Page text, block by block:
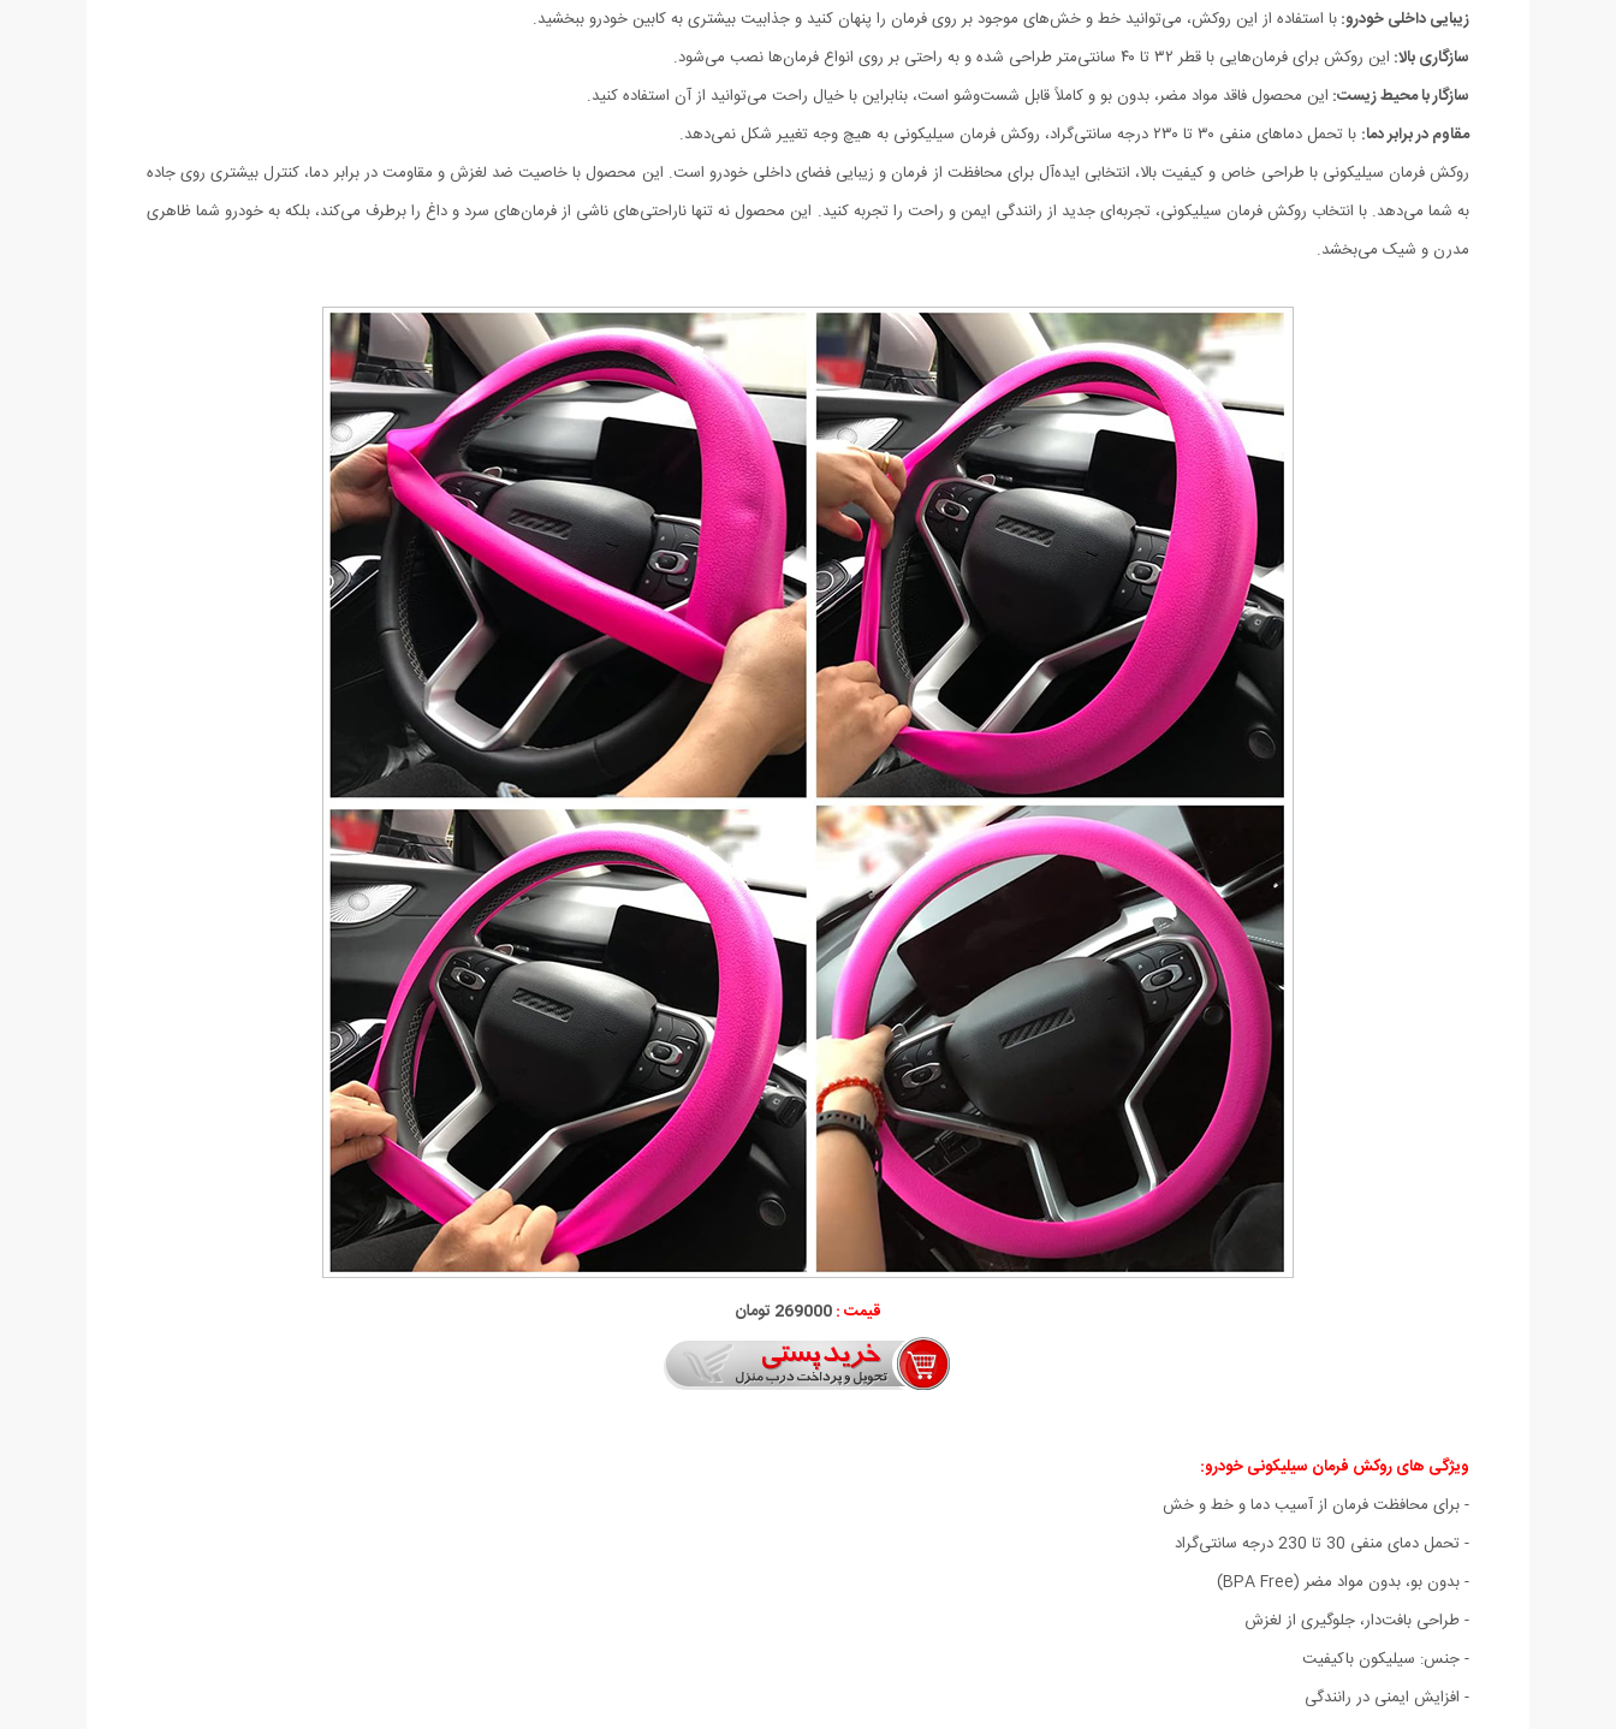
زیبایی داخلی خودرو:با استفاده از این روکش، می‌توانید خط و خش‌های موجود بر روی فرمان را پنهان کنید و جذابیت بیشتری به کابین خودرو ببخشید.
سازگاری بالا: این روکش برای فرمان‌هایی با قطر ۳۲ تا ۴۰ سانتی‌متر طراحی شده و به راحتی بر روی انواع فرمان‌ها نصب می‌شود.
سازگار با محیط زیست: این محصول فاقد مواد مضر، بدون بو و کاملاً قابل شست‌وشو است، بنابراین با خیال راحت می‌توانید از آن استفاده کنید.
مقاوم در برابر دما: با تحمل دماهای منفی ۳۰ تا ۲۳۰ درجه سانتی‌گراد، روکش فرمان سیلیکونی به هیچ وجه تغییر شکل نمی‌دهد.
روکش فرمان سیلیکونی با طراحی خاص و کیفیت بالا، انتخابی ایده‌آل برای محافظت از فرمان و زیبایی فضای داخلی خودرو است. این محصول با خاصیت ضد لغزش و مقاومت در برابر دما، کنترل بیشتری روی جاده
به شما می‌دهد. با انتخاب روکش فرمان سیلیکونی، تجربه‌ای جدید از رانندگی ایمن و راحت را تجربه کنید. این محصول نه تنها ناراحتی‌های ناشی از فرمان‌های سرد و داغ را برطرف می‌کند، بلکه به خودرو شما ظاهری
مدرن و شیک می‌بخشد.
قیمت :269000 تومان
ویژگی های روکش فرمان سیلیکونی خودرو:
- برای محافظت فرمان از آسیب دما و خط و خش
- تحمل دمای منفی 30 تا 230 درجه سانتی‌گراد
- بدون بو، بدون مواد مضر (BPA Free)
- طراحی بافت‌دار، جلوگیری از لغزش
- جنس: سیلیکون باکیفیت
- افزایش ایمنی در رانندگی